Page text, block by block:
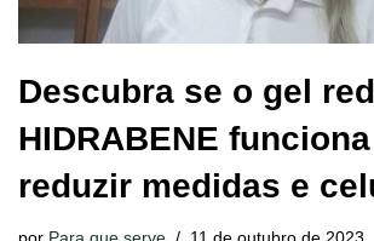
Descubra se o gel
HIDRABENE
reduzir medidas e
por Para que serve 11 de outubro de 2023